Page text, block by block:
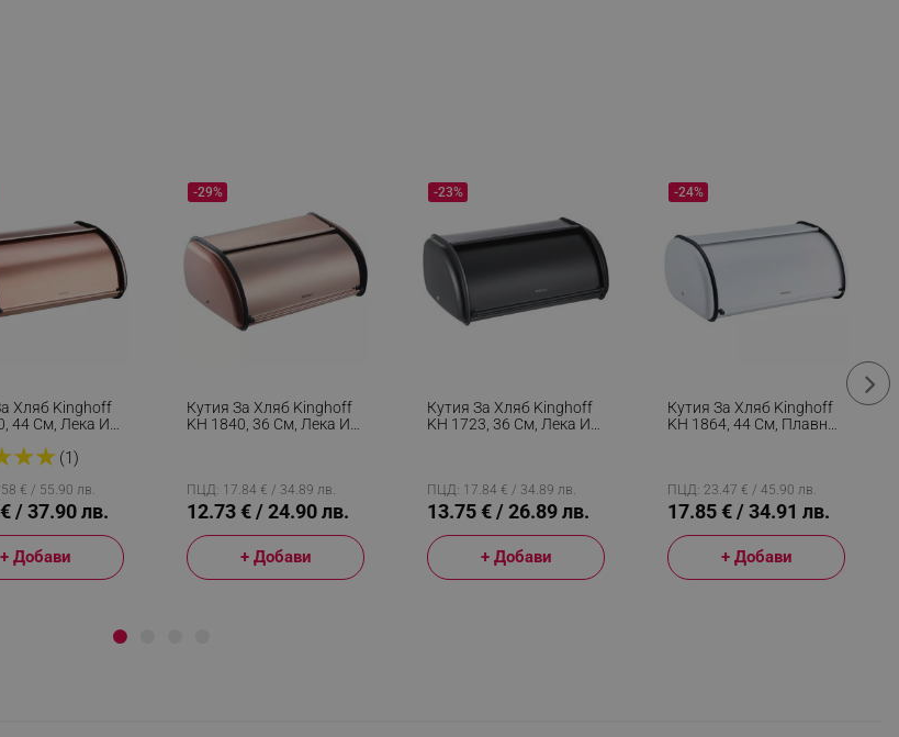
Хляб Kinghoff
44 См, Лека И
Розово Злато
★★(1)
€ / 55.90 лв.
/ 37.90 лв.
+ Добави
Кутия За Хляб Kinghoff
KH 1840, 36 См, Лека И
-29%
ПЦД: 17.84 € / 34.89 лв.
12.73 € / 24.90 лв.
+ Добави
Кутия За Хляб Kinghoff
KH 1723, 36 См, Лека И
-23%
ПЦД: 17.84 € / 34.89 лв.
13.75 € / 26.89 лв.
+ Добави
Кутия За Хляб Kinghoff
KH 1864, 44 См, Плавно
-24%
ПЦД: 23.47 € / 45.90 лв.
17.85 € / 34.91 лв.
+ Добави